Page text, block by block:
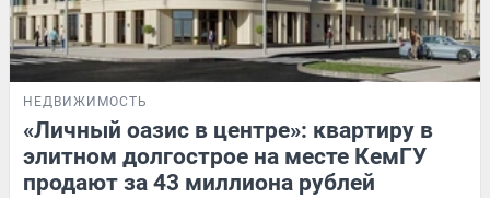
НЕДВИЖИМОСТЬ
«Личный оазис в центре»: квартиру в
элитном долгострое на месте КемГУ
продают за 43 миллиона рублей